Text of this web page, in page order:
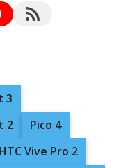
RSS Feed
3
2
Pico 4
HTC Vive Pro 2